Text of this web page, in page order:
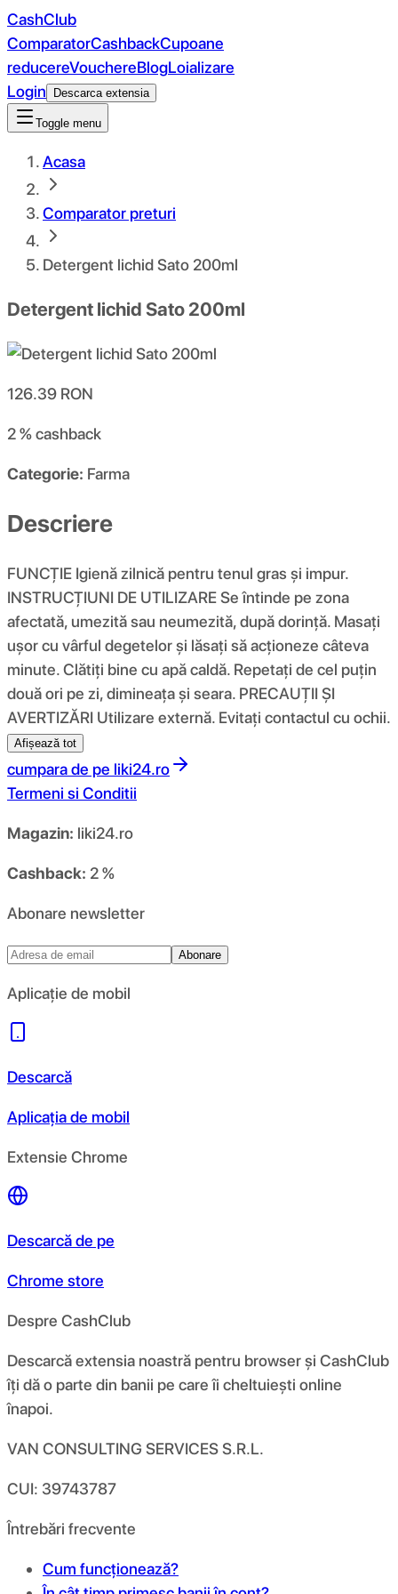
CashClub
ComparatorCashbackCupoane
reducereVouchereBlogLoializare
Login
Descarca extensia
Toggle menu
Acasa
Comparator preturi
Detergent lichid Sato 200ml
Detergent lichid Sato 200ml
126.39 RON
2 %cashback
Categorie: Farma
Descriere
FUNCŢIE Igienă zilnică pentru tenul gras și impur.
INSTRUCȚIUNI DE UTILIZARE Se întinde pe zona
afectată, umezită sau neumezită, după dorință. Masați
ușor cu vârful degetelor și lăsați să acționeze câteva
minute. Clătiți bine cu apă caldă. Repetați de cel puțin
două ori pe zi, dimineața și seara. PRECAUȚII ȘI
AVERTIZĂRI Utilizare externă. Evitați contactul cu ochii.
Afișează tot
cumpara de pe liki24.ro
Termeni si Conditii
Magazin: liki24.ro
Cashback: 2 %
Abonare newsletter
Abonare
Aplicație de mobil
Descarcă
Aplicația de mobil
Extensie Chrome
Descarcă de pe
Chrome store
Despre CashClub
Descarcă extensia noastră pentru browser și CashClub
îți dă o parte din banii pe care îi cheltuiești online
înapoi.
VAN CONSULTING SERVICES S.R.L.
CUI: 39743787
Întrebări frecvente
Cum funcționează?